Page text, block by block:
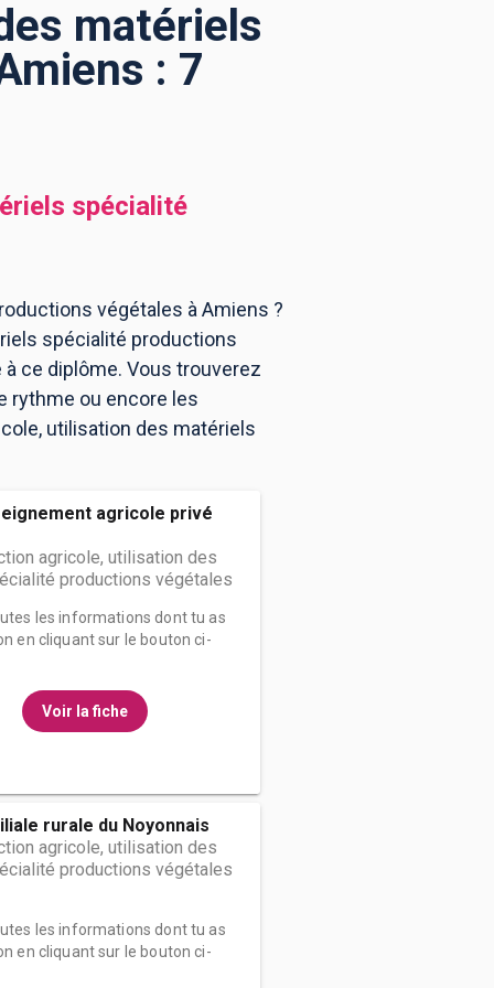
matériels
: 7
spécialité
végétales à Amiens ?
spécialité productions
ce diplôme. Vous trouverez
rythme ou encore les
utilisation des matériels
agricole privé
agricole, utilisation des
productions végétales
les informations dont tu as
en cliquant sur le bouton ci-
Voir la fiche
rurale du Noyonnais
agricole, utilisation des
productions végétales
les informations dont tu as
en cliquant sur le bouton ci-